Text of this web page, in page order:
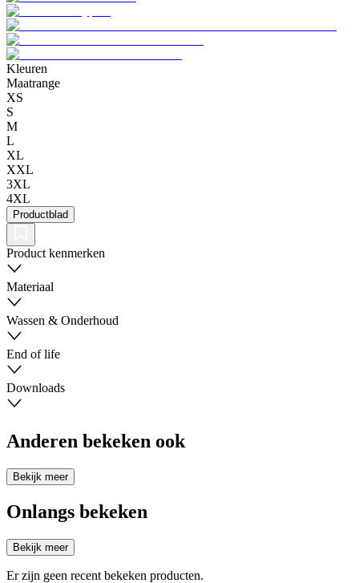
Kleuren
Maatrange
XS
S
M
L
XL
XXL
3XL
4XL
Productblad
Product kenmerken
Materiaal
Wassen & Onderhoud
End of life
Downloads
Anderen bekeken ook
Bekijk meer
Onlangs bekeken
Bekijk meer
Er zijn geen recent bekeken producten.